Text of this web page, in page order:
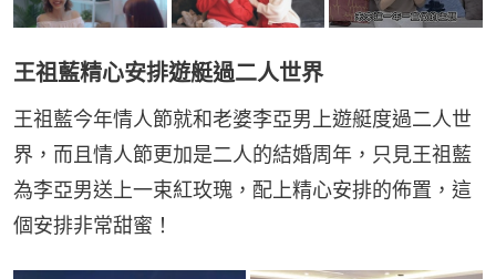
王祖藍精心安排遊艇過二人世界
王祖藍今年情人節就和老婆李亞男上遊艇度過二人世
界，而且情人節更加是二人的結婚周年，只見王祖藍
為李亞男送上一束紅玫瑰，配上精心安排的佈置，這
個安排非常甜蜜！